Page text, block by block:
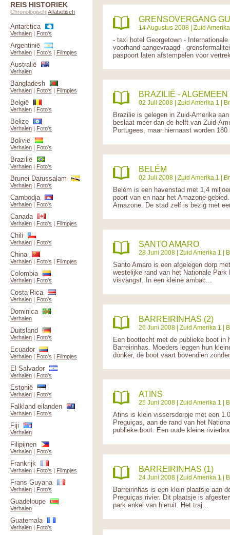
GRENSOVERGANG
14 Augustus 2008 | Zuid
- taxi hotel Georgetown -
voorhand aangevraagd -
paspoort laten afstempelen voor
BRAZILIË - ALGEMEEN
02 Juli 2008 | Zuid Amerika 1 |
Brazilie is gelegen in Zuid-Amerika
beslaat meer dan de helft van Zuid-
Portugees, maar hiernaast worden
BELÉM
02 Juli 2008 | Zuid Amerika 1 |
Belém is een havenstad met 1,4
poort van en naar het Amazone-
Amazone. De stad zelf is bezig met
SANTO AMARO
28 Juni 2008 | Zuid Amerika 1 |
Santo Amaro is een afgelegen dorp
westelijke rand van het Nationale
visvangst. In een kleine ambac...
BARREIRINHAS (2)
26 Juni 2008 | Zuid Amerika 1 |
Een boottocht met de publieke boot in
Barreirinhas. Moeders leggen hun
donker, de boot vaart bovendien
ATINS
25 Juni 2008 | Zuid Amerika 1 |
Atins is klein vissersdorpje met een
Preguiças, aan de rand van het
publieke boot. Een oude kleine
BARREIRINHAS (1)
24 Juni 2008 | Zuid Amerika 1 |
Barreirinhas is een klein plaatsje aan
Preguiças rivier. Dit plaatsje is
park enkel van hieruit. Het traj...
REIS HISTORIEK
Chronologisch|Alfabetisch
Antarctica
Verhalen | Foto's
Argentinië
Verhalen | Foto's | Filmpjes
Australië
Verhalen
Bangladesh
Verhalen | Foto's | Filmpjes
België
Verhalen | Foto's
Belize
Verhalen | Foto's
Bolivië
Verhalen | Foto's
Brazilië
Verhalen | Foto's
Brunei Darussalam
Verhalen | Foto's
Cambodja
Verhalen | Foto's
Canada
Verhalen | Foto's | Filmpjes
Chili
Verhalen | Foto's
China
Verhalen | Foto's | Filmpjes
Colombia
Verhalen | Foto's
Costa Rica
Verhalen | Foto's
Dominica
Verhalen
Duitsland
Verhalen | Foto's
Ecuador
Verhalen | Foto's | Filmpjes
El Salvador
Verhalen | Foto's
Estonië
Verhalen | Foto's
Falkland eilanden
Verhalen | Foto's
Fiji
Verhalen
Filipijnen
Verhalen | Foto's
Frankrijk
Verhalen | Foto's | Filmpjes
Frans Guyana
Verhalen | Foto's
Guadeloupe
Verhalen
Guatemala
Verhalen | Foto's